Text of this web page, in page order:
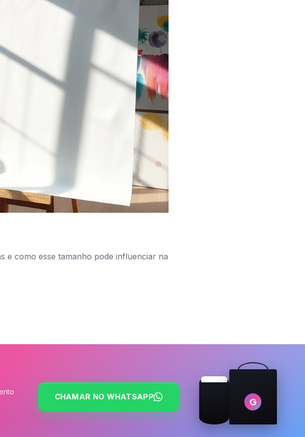
e como esse tamanho pode influenciar na
CHAMAR NO WHATSAPP G